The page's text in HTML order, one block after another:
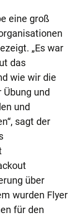
eine groß
„Es war
das
wie wir die
und
und
sagt der
über
wurden Flyer
für den